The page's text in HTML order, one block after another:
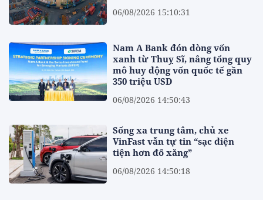
06/08/2026 15:10:31
Nam A Bank đón dòng vốn
xanh từ Thuỵ Sĩ, nâng tổng quy
mô huy động vốn quốc tế gần
350 triệu USD
06/08/2026 14:50:43
Sống xa trung tâm, chủ xe
VinFast vẫn tự tin “sạc điện
tiện hơn đổ xăng”
06/08/2026 14:50:18